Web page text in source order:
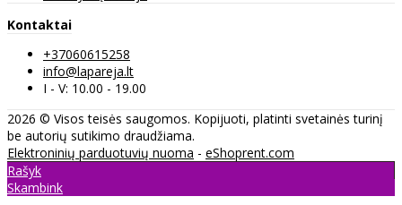
Kontaktai
+37060615258
info@lapareja.lt
I - V: 10.00 - 19.00
2026 © Visos teisės saugomos. Kopijuoti, platinti svetainės turinį
be autorių sutikimo draudžiama.
Elektroninių parduotuvių nuoma - eShoprent.com
Rašyk
Skambink